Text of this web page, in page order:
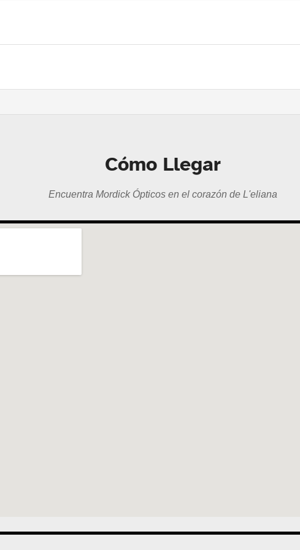
Cómo Llegar
Encuentra Mordick Ópticos en el corazón de L'eliana